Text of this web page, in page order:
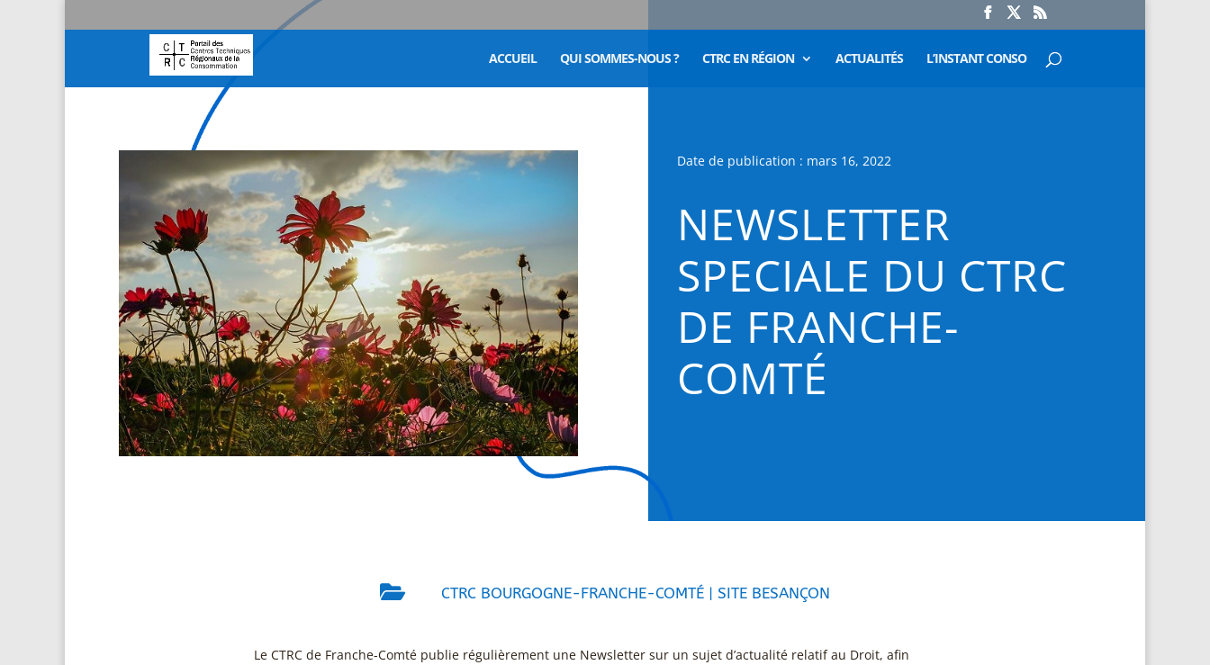
ACCUEIL QUI SOMMES-NOUS ? CTRC EN RÉGION ACTUALITÉS L’INSTANT CONSO
Date de publication : mars 16, 2022
NEWSLETTER
SPECIALE DU CTRC
DE FRANCHE-
COMTÉ
 CTRC BOURGOGNE-FRANCHE-COMTÉ | SITE BESANÇON
Le CTRC de Franche-Comté publie régulièrement une Newsletter sur un sujet d’actualité relatif au Droit, afin